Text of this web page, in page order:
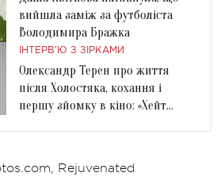
вийшла заміж за футболіста
Володимира Бражка
ІНТЕРВ'Ю З ЗІРКАМИ
Олександр Терен про життя
після Холостяка, кохання і
першу зйомку в кіно: «Хейт
Rejuvenated